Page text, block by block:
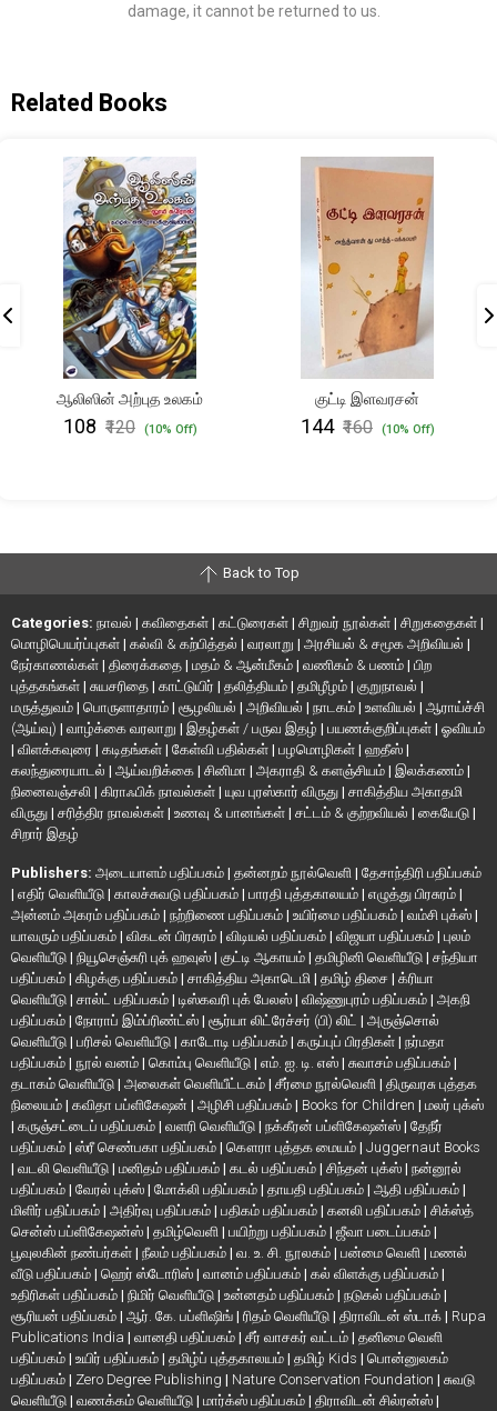
damage, it cannot be returned to us.
Related Books
ஆலிஸின் அற்புத உலகம்
₹108 ₹120 (10% Off)
குட்டி இளவரசன்
₹144 ₹160 (10% Off)
Back to Top
Categories: நாவல் | கவிதைகள் | கட்டுரைகள் | சிறுவர் நூல்கள் | சிறுகதைகள் |
மொழிபெயர்ப்புகள் | கல்வி & கற்பித்தல் | வரலாறு | அரசியல் & சமூக அறிவியல் |
நேர்காணல்கள் | திரைக்கதை | மதம் & ஆன்மீகம் | வணிகம் & பணம் | பிற
புத்தகங்கள் | சுயசரிதை | காட்டுயிர் | தலித்தியம் | தமிழீழம் | குறுநாவல் |
மருத்துவம் | பொருளாதாரம் | சூழலியல் | அறிவியல் | நாடகம் | உளவியல் | ஆராய்ச்சி
(ஆய்வு) | வாழ்க்கை வரலாறு | இதழ்கள் / பருவ இதழ் | பயணக்குறிப்புகள் | ஓவியம்
| விளக்கவுரை | கடிதங்கள் | கேள்வி பதில்கள் | பழமொழிகள் | ஹதீஸ் |
கலந்துரையாடல் | ஆய்வறிக்கை | சினிமா | அகராதி & களஞ்சியம் | இலக்கணம் |
நினைவஞ்சலி | கிராஃபிக் நாவல்கள் | யுவ புரஸ்கார் விருது | சாகித்திய அகாதமி
விருது | சரித்திர நாவல்கள் | உணவு & பானங்கள் | சட்டம் & குற்றவியல் | கையேடு |
சிறார் இதழ்
Publishers: அடையாளம் பதிப்பகம் | தன்னறம் நூல்வெளி | தேசாந்திரி பதிப்பகம்
| எதிர் வெளியீடு | காலச்சுவடு பதிப்பகம் | பாரதி புத்தகாலயம் | எழுத்து பிரசுரம் |
அன்னம் அகரம் பதிப்பகம் | நற்றிணை பதிப்பகம் | உயிர்மை பதிப்பகம் | வம்சி புக்ஸ் |
யாவரும் பதிப்பகம் | விகடன் பிரசுரம் | விடியல் பதிப்பகம் | விஜயா பதிப்பகம் | புலம்
வெளியீடு | நியூசெஞ்சுரி புக் ஹவுஸ் | குட்டி ஆகாயம் | தமிழினி வெளியீடு | சந்தியா
பதிப்பகம் | கிழக்கு பதிப்பகம் | சாகித்திய அகாடெமி | தமிழ் திசை | க்ரியா
வெளியீடு | சால்ட் பதிப்பகம் | டிஸ்கவரி புக் பேலஸ் | விஷ்ணுபுரம் பதிப்பகம் | அகநி
பதிப்பகம் | நோராப் இம்ப்ரிண்ட்ஸ் | சூர்யா லிட்ரேச்சர் (பி) லிட் | அருஞ்சொல்
வெளியீடு | பரிசல் வெளியீடு | காடோடி பதிப்பகம் | கருப்புப் பிரதிகள் | நர்மதா
பதிப்பகம் | நூல் வனம் | கொம்பு வெளியீடு | எம். ஐ. டி. எஸ் | சுவாசம் பதிப்பகம் |
தடாகம் வெளியீடு | அலைகள் வெளியீட்டகம் | சீர்மை நூல்வெளி | திருவரசு புத்தக
நிலையம் | கவிதா பப்ளிகேஷன் | அழிசி பதிப்பகம் | Books for Children | மலர் புக்ஸ்
| கருஞ்சட்டைப் பதிப்பகம் | வளரி வெளியீடு | நக்கீரன் பப்ளிகேஷன்ஸ் | தேநீர்
பதிப்பகம் | ஸ்ரீ செண்பகா பதிப்பகம் | கௌரா புத்தக மையம் | Juggernaut Books
| வடலி வெளியீடு | மனிதம் பதிப்பகம் | கடல் பதிப்பகம் | சிந்தன் புக்ஸ் | நன்னூல்
பதிப்பகம் | வேரல் புக்ஸ் | மோக்லி பதிப்பகம் | தாயதி பதிப்பகம் | ஆதி பதிப்பகம் |
மிளிர் பதிப்பகம் | அதிர்வு பதிப்பகம் | பதிகம் பதிப்பகம் | கனலி பதிப்பகம் | சிக்ஸ்த்
சென்ஸ் பப்ளிகேஷன்ஸ் | தமிழ்வெளி | பயிற்று பதிப்பகம் | ஜீவா படைப்பகம் |
பூவுலகின் நண்பர்கள் | நீலம் பதிப்பகம் | வ. உ. சி. நூலகம் | பன்மை வெளி | மணல்
வீடு பதிப்பகம் | ஹெர் ஸ்டோரிஸ் | வானம் பதிப்பகம் | கல் விளக்கு பதிப்பகம் |
உதிரிகள் பதிப்பகம் | நிமிர் வெளியீடு | உன்னதம் பதிப்பகம் | நடுகல் பதிப்பகம் |
சூரியன் பதிப்பகம் | ஆர். கே. பப்ளிஷிங் | ரிதம் வெளியீடு | திராவிடன் ஸ்டாக் | Rupa
Publications India | வானதி பதிப்பகம் | சீர் வாசகர் வட்டம் | தனிமை வெளி
பதிப்பகம் | உயிர் பதிப்பகம் | தமிழ்ப் புத்தகாலயம் | தமிழ் Kids | பொன்னுலகம்
பதிப்பகம் | Zero Degree Publishing | Nature Conservation Foundation | சுவடு
வெளியீடு | வணக்கம் வெளியீடு | மார்க்ஸ் பதிப்பகம் | திராவிடன் சில்ரன்ஸ் |